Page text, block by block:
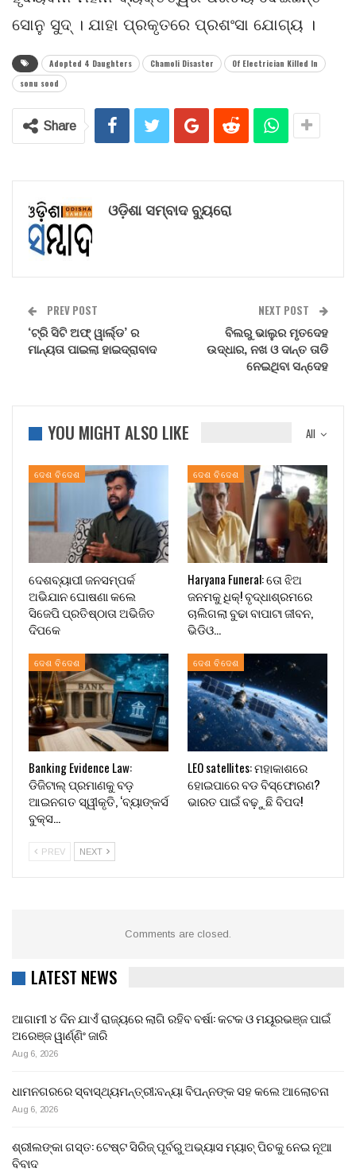
ସୋନୁ ସୁଦ୍ । ଯାହା ପ୍ରକୃତରେ ପ୍ରଶଂସା ଯୋଗ୍ୟ ।
Adopted 4 Daughters Chamoli Disaster
Of Electrician Killed In
sonu sood
Share
ଓଡ଼ିଶା ସମ୍ବାଦ ବ୍ୟୁରୋ
PREV POST
‘ଟ୍ରି ସିଟି ଅଫ୍ ୱାର୍ଲ୍ଡ’ ର
ମାନ୍ୟତା ପାଇଲା ହାଇଦ୍ରାବାଦ
NEXT POST
ବିଲରୁ ଭାଲୁର ମୃତଦେହ
ଉଦ୍ଧାର, ନଖ ଓ ଦାନ୍ତ ତାଡି
ନେଇଥିବା ସନ୍ଦେହ
All
YOU MIGHT ALSO LIKE
ଦେଶ ବିଦେଶ
ଦେଶବ୍ୟାପୀ ଜନସମ୍ପର୍କ
ଅଭିଯାନ ଘୋଷଣା କଲେ
ସିଜେପି ପ୍ରତିଷ୍ଠାତା ଅଭିଜିତ
ଦିପକେ
ଦେଶ ବିଦେଶ
Haryana Funeral: ତୋ ଝିଅ
ଜନମକୁ ଧିକ୍! ବୃଦ୍ଧାଶ୍ରମରେ
ଚାଲିଗଲା ବୁଢା ବାପାଟା ଜୀବନ,
ଭିଡିଓ…
ଦେଶ ବିଦେଶ
Banking Evidence Law:
ଡିଜିଟାଲ୍ ପ୍ରମାଣକୁ ବଡ଼
ଆଇନଗତ ସ୍ୱୀକୃତି, ‘ବ୍ୟାଙ୍କର୍ସ
ବୁକ୍ସ…
ଦେଶ ବିଦେଶ
LEO satellites: ମହାକାଶରେ
ହୋଇପାରେ ବଡ ବିସ୍ଫୋରଣ?
ଭାରତ ପାଇଁ ବଢ଼ୁଛି ବିପଦ!
PREV NEXT
Comments are closed.
LATEST NEWS
ଆଗାମୀ ୪ ଦିନ ଯାଏଁ ରାଜ୍ୟରେ ଲାଗି ରହିବ ବର୍ଷା: କଟକ ଓ ମୟୂରଭଞ୍ଜ ପାଇଁ
ଅରେଞ୍ଜ ୱାର୍ଣ୍ଣିଂ ଜାରି
Aug 6, 2026
ଧାମନଗରରେ ସ୍ବାସ୍ଥ୍ୟମନ୍ତ୍ରୀ;ବନ୍ୟା ବିପନ୍ନଙ୍କ ସହ କଲେ ଆଲୋଚନା
Aug 6, 2026
ଶ୍ରୀଲଙ୍କା ଗସ୍ତ: ଟେଷ୍ଟ ସିରିଜ୍ ପୂର୍ବରୁ ଅଭ୍ୟାସ ମ୍ୟାଚ୍ ପିଚକୁ ନେଇ ନୂଆ
ବିବାଦ